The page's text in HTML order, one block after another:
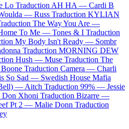
Lo Traduction AH HA — Cardi B
— Russ Traduction KYLIAN
The Way You Are —
To Me — Tones & I Traduction
My Body Isn't Ready — Sombr
Traduction MORNING DEW
Hush — Muse Traduction The
Traduction Camera — Charli
So Sad — Swedish House Mafia
— Aitch Traduction 99% — Jessie
Don Xhoni Traduction Bizarre —
Pt 2 — Malie Donn Traduction